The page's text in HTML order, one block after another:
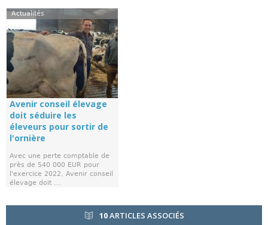
Actualités
Avenir conseil élevage
doit séduire les
éleveurs pour sortir de
l'ornière
Avec une perte comptable de
près de 540 000 EUR pour
l'exercice 2022, Avenir conseil
élevage doit ...
10ARTICLES ASSOCIÉS